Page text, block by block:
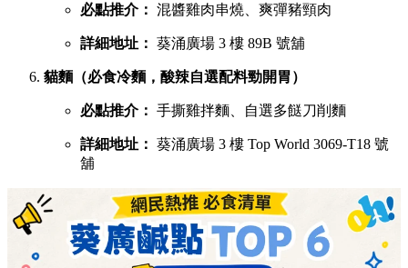
必點推介： 混醬雞肉串燒、爽彈豬頸肉
詳細地址： 葵涌廣場 3 樓 89B 號舖
貓麵（必食冷麵，酸辣自選配料勁開胃）
必點推介： 手撕雞拌麵、自選多餸刀削麵
詳細地址： 葵涌廣場 3 樓 Top World 3069-T18 號
舖